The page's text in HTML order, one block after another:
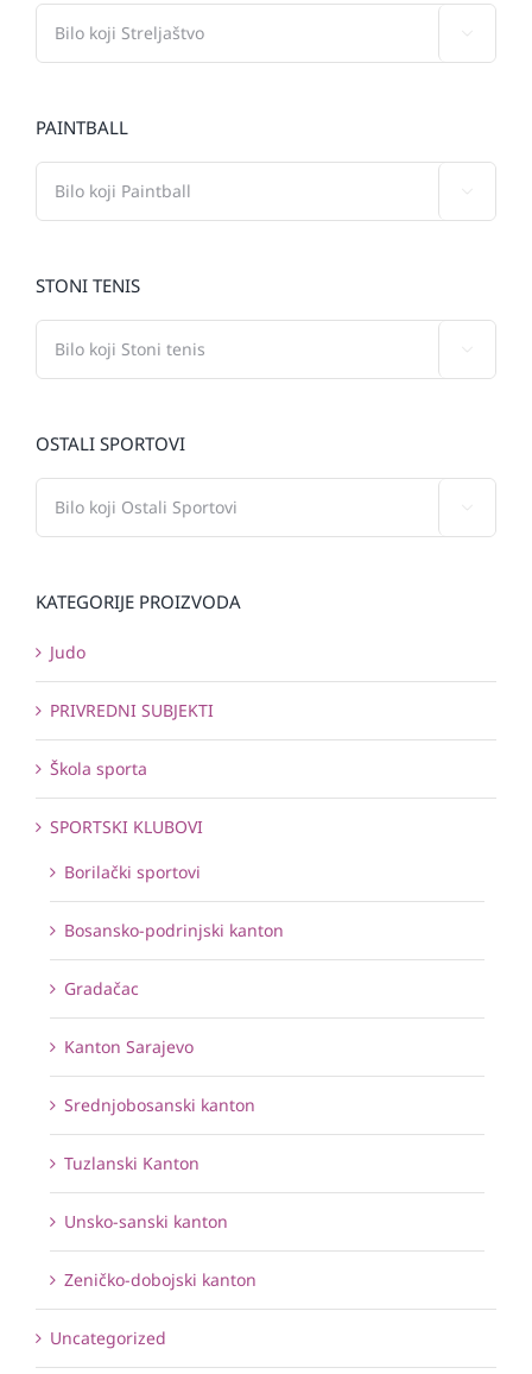
PAINTBALL
STONI TENIS
OSTALI SPORTOVI
KATEGORIJE PROIZVODA
Judo
PRIVREDNI SUBJEKTI
Škola sporta
SPORTSKI KLUBOVI
Borilački sportovi
Bosansko-podrinjski kanton
Gradačac
Kanton Sarajevo
Srednjobosanski kanton
Tuzlanski Kanton
Unsko-sanski kanton
Zeničko-dobojski kanton
Uncategorized